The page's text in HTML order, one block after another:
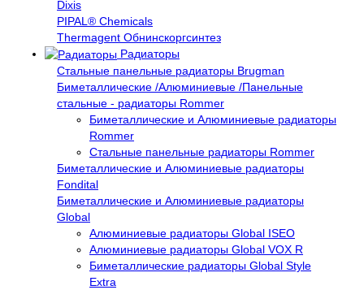
Dixis
PIPAL® Chemicals
Thermagent Обнинскоргсинтез
Радиаторы
Стальные панельные радиаторы Brugman
Биметаллические /Алюминиевые /Панельные
стальные - радиаторы Rommer
Биметаллические и Алюминиевые радиаторы
Rommer
Стальные панельные радиаторы Rommer
Биметаллические и Алюминиевые радиаторы
Fondital
Биметаллические и Алюминиевые радиаторы
Global
Алюминиевые радиаторы Global ISEO
Алюминиевые радиаторы Global VOX R
Биметаллические радиаторы Global Style
Extra